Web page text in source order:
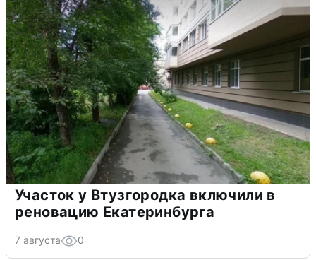
Участок у Втузгородка включили в
реновацию Екатеринбурга
7 августа 0